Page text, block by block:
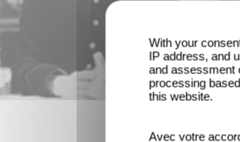
With your
IP address, and
and assessment
processing
this website.
Avec votre